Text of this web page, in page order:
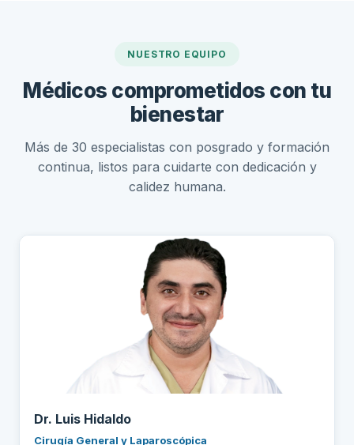
NUESTRO EQUIPO
Médicos comprometidos con tu
bienestar
Más de 30 especialistas con posgrado y formación
continua, listos para cuidarte con dedicación y
calidez humana.
Dr. Luis Hidaldo
Cirugía General y Laparoscópica